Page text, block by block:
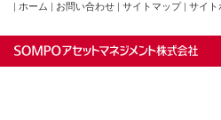
ホーム お問い合わせ サイトマップ サイト